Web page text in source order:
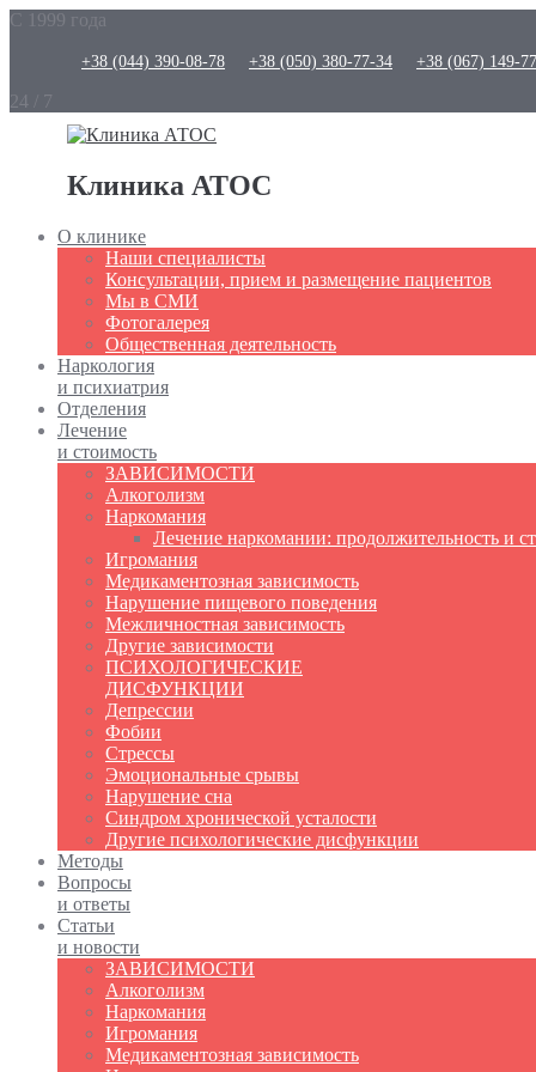
С 1999 года
+38 (044) 390-08-78 +38 (050) 380-77-34 +38 (067) 149-
24 / 7
Клиника АТОС
О клинике
Наши специалисты
Консультации, прием и размещение пациентов
Мы в СМИ
Фотогалерея
Общественная деятельность
Наркология
и психиатрия
Отделения
Лечение
и стоимость
ЗАВИСИМОСТИ
Алкоголизм
Наркомания
Лечение наркомании: продолжительность и
Игромания
Медикаментозная зависимость
Нарушение пищевого поведения
Межличностная зависимость
Другие зависимости
ПСИХОЛОГИЧЕСКИЕ
ДИСФУНКЦИИ
Депрессии
Фобии
Стрессы
Эмоциональные срывы
Нарушение сна
Синдром хронической усталости
Другие психологические дисфункции
Методы
Вопросы
и ответы
Статьи
и новости
ЗАВИСИМОСТИ
Алкоголизм
Наркомания
Игромания
Медикаментозная зависимость